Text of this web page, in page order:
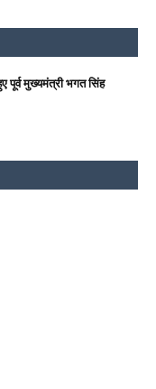
पूर्व मुख्यमंत्री भगत सिंह